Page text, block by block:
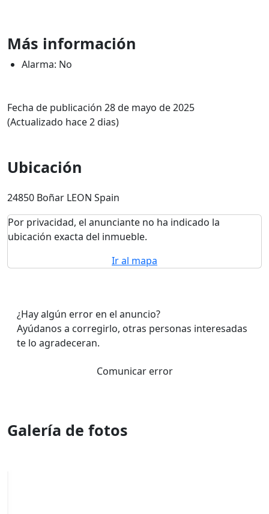
Más información
Alarma: No
Fecha de publicación 28 de mayo de 2025
(Actualizado hace 2 dias)
Ubicación
24850 Boñar LEON Spain
Por privacidad, el anunciante no ha indicado la
ubicación exacta del inmueble.
Ir al mapa
¿Hay algún error en el anuncio?
Ayúdanos a corregirlo, otras personas interesadas
te lo agradeceran.
Comunicar error
Galería de fotos